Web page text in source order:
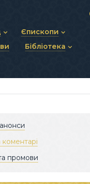
Єпископи
Діючі єпископи
Бібліотека
Матеріали Синодів
коментарі
промови